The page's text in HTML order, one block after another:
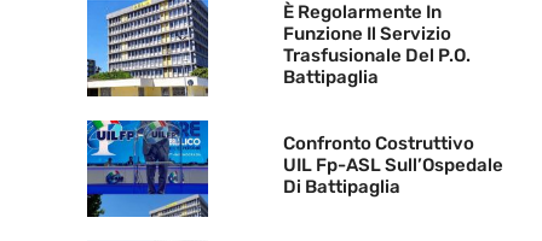
È Regolarmente In
Funzione Il Servizio
Trasfusionale Del P.O.
Battipaglia
Confronto Costruttivo
UIL Fp-ASL Sull’Ospedale
Di Battipaglia